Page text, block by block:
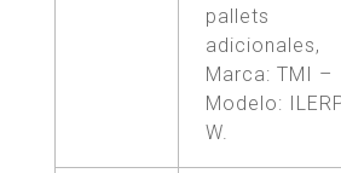
pallets
adicionales,
Marca: TMI –
Modelo:
W.